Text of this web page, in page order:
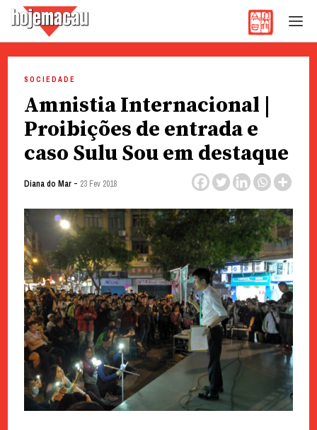
content
SOCIEDADE
Amnistia Internacional |
Proibições de entrada e
caso Sulu Sou em destaque
Diana do Mar- 23 Fev 2018